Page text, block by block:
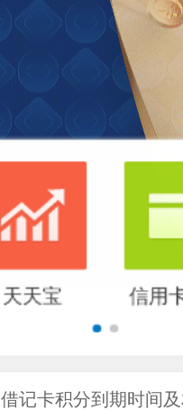
天天宝 信用
记卡积分到期时间